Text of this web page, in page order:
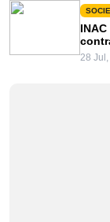
28 Jul,